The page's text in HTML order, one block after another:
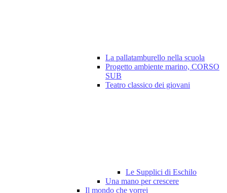
La pallatamburello nella scuola
Progetto ambiente marino, CORSO
SUB
Teatro classico dei giovani
Le Supplici di Eschilo
Una mano per crescere
Il mondo che vorrei